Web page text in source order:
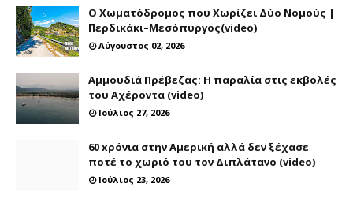
Ο Χωματόδρομος που Χωρίζει Δύο Νομούς |
Περδικάκι–Μεσόπυργος(video)
Αύγουστος 02, 2026
Αμμουδιά Πρέβεζας: Η παραλία στις εκβολές
του Αχέροντα (video)
Ιούλιος 27, 2026
60 xρόνια στην Αμερική αλλά δεν ξέχασε
ποτέ το χωριό του τον Διπλάτανο (video)
Ιούλιος 23, 2026